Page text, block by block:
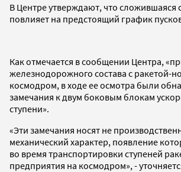
В Центре утверждают, что сложившаяся
повлияет на предстоящий график
Как отмечается в сообщении Центра,
железнодорожного состава с ракетой-
космодром, в ходе ее осмотра были
замечания к двум боковым блокам
ступени».
«Эти замечания носят не
механический характер, появление
во время транспортировки ступеней
предприятия на космодром», -